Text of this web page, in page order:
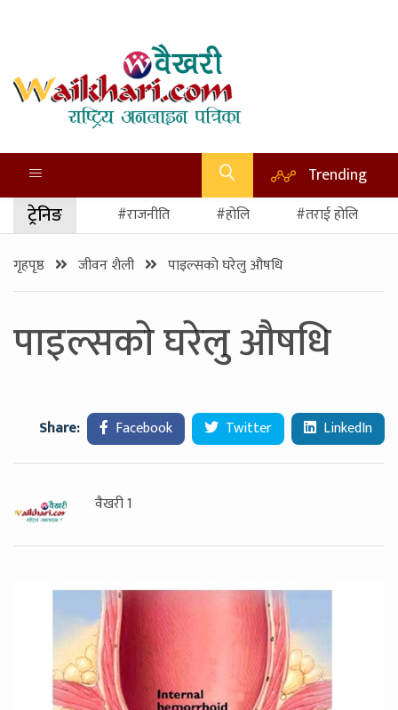
Trending
ट्रेनिङ #राजनीति #होलि #तराई होलि
गृहपृष्ठ जीवन शैली पाइल्सकाे घरेलु औषधि
पाइल्सकाे घरेलु औषधि
Share: Facebook Twitter LinkedIn
वैखरी 1